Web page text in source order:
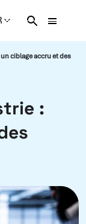
ciblage accru et des
: